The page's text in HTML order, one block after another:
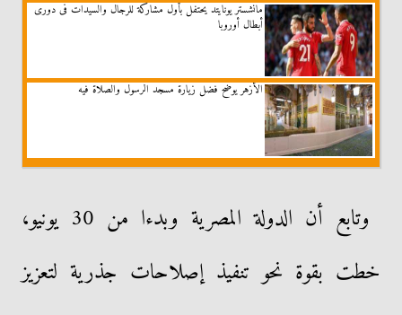
مانشستر يونايتد يحتفل بأول مشاركة للرجال والسيدات فى دورى
أبطال أوروبا
الأزهر يوضح فضل زيارة مسجد الرسول والصلاة فيه
وتابع أن الدولة المصرية وبدءا من 30 يونيو،
خطت بقوة نحو تنفيذ إصلاحات جذرية لتعزيز